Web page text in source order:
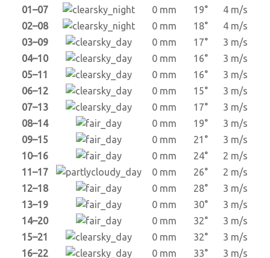
01–07
0 mm 19°
4 m/s
02–08
0 mm 18°
4 m/s
03–09
0 mm 17°
3 m/s
04–10
0 mm 16°
3 m/s
05–11
0 mm 16°
3 m/s
06–12
0 mm 15°
3 m/s
07–13
0 mm 17°
3 m/s
08–14
0 mm 19°
3 m/s
09–15
0 mm 21°
3 m/s
10–16
0 mm 24°
2 m/s
11–17
0 mm 26°
2 m/s
12–18
0 mm 28°
3 m/s
13–19
0 mm 30°
3 m/s
14–20
0 mm 32°
3 m/s
15–21
0 mm 32°
3 m/s
16–22
0 mm 33°
3 m/s